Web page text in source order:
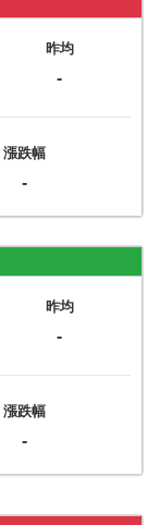
昨均
-
漲跌幅
-
昨均
-
漲跌幅
-